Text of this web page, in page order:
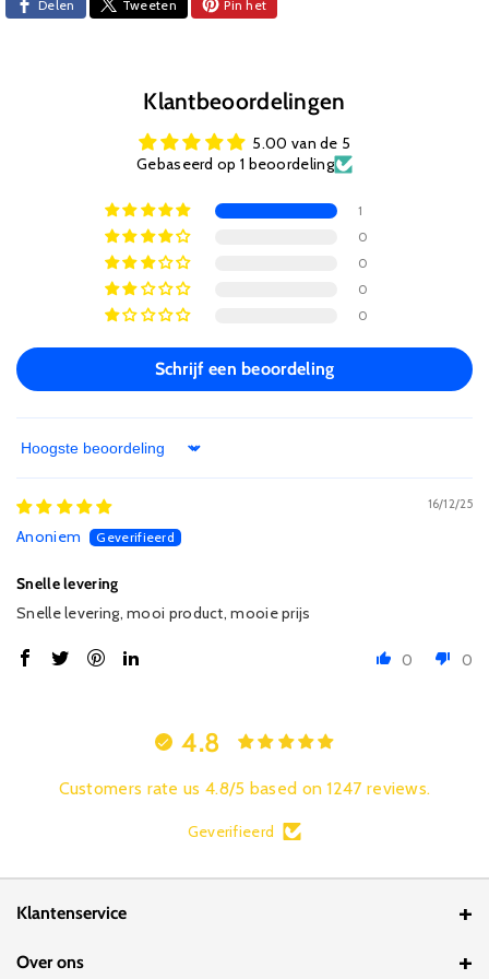
Delen Tweeten Pin het
Klantbeoordelingen
5.00 van de 5
Gebaseerd op 1 beoordeling
1
0
0
0
0
Schrijf een beoordeling
Sort by
16/12/25
Anoniem
Snelle levering
Snelle levering, mooi product, mooie prijs
0 0
4.8
Customers rate us 4.8/5 based on 1247 reviews.
Geverifieerd
Klantenservice
Contact
Over ons